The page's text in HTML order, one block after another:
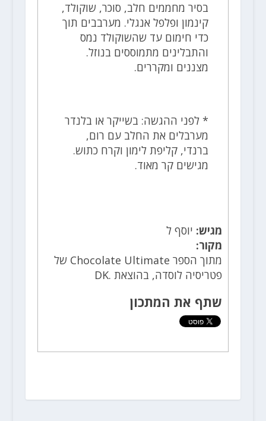
בסיר מחממים חלב, סוכר, שוקולד,
קינמון ופלפל אנגלי. מערבבים תוך
כדי חימום עד שהשוקולד נמס
והתבלינים מתמוססים בנוזל.
מצננים ומקררים.
* לפני ההגשה: בשייקר או בלנדר
מערבלים את החלב עם רום,
ברנדי, קליפת לימון וקרח כתוש.
מגישים קר מאוד.
מגיש: יוסף ל
מקור:
מתוך הספר Chocolate Ultimate של
פטריסיה לוסדה, בהוצאת .DK
שתף את המתכון